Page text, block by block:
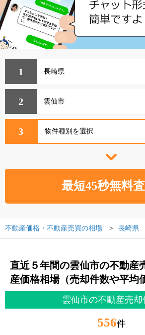
1
2
3
不動産価格・不動産売買の相場 長崎県
直近５年間の雲仙市の不動産
産価格相場（売却件数や平均
雲仙市の不動産売却
556件